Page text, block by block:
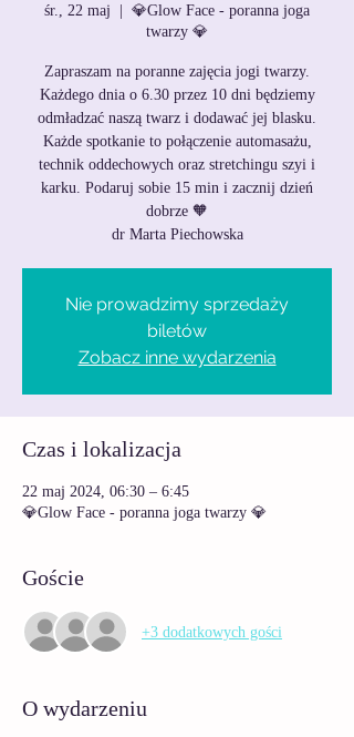
śr., 22 maj
💎Glow Face - poranna joga
twarzy 💎
Zapraszam na poranne zajęcia jogi twarzy.
Każdego dnia o 6.30 przez 10 dni będziemy
odmładzać naszą twarz i dodawać jej blasku.
Każde spotkanie to połączenie automasażu,
technik oddechowych oraz stretchingu szyi i
karku. Podaruj sobie 15 min i zacznij dzień
dobrze 🧡
dr Marta Piechowska
Nie prowadzimy sprzedaży
biletów
Zobacz inne wydarzenia
Czas i lokalizacja
22 maj 2024, 06:30 – 6:45
💎Glow Face - poranna joga twarzy 💎
Goście
+3 dodatkowych gości
O wydarzeniu